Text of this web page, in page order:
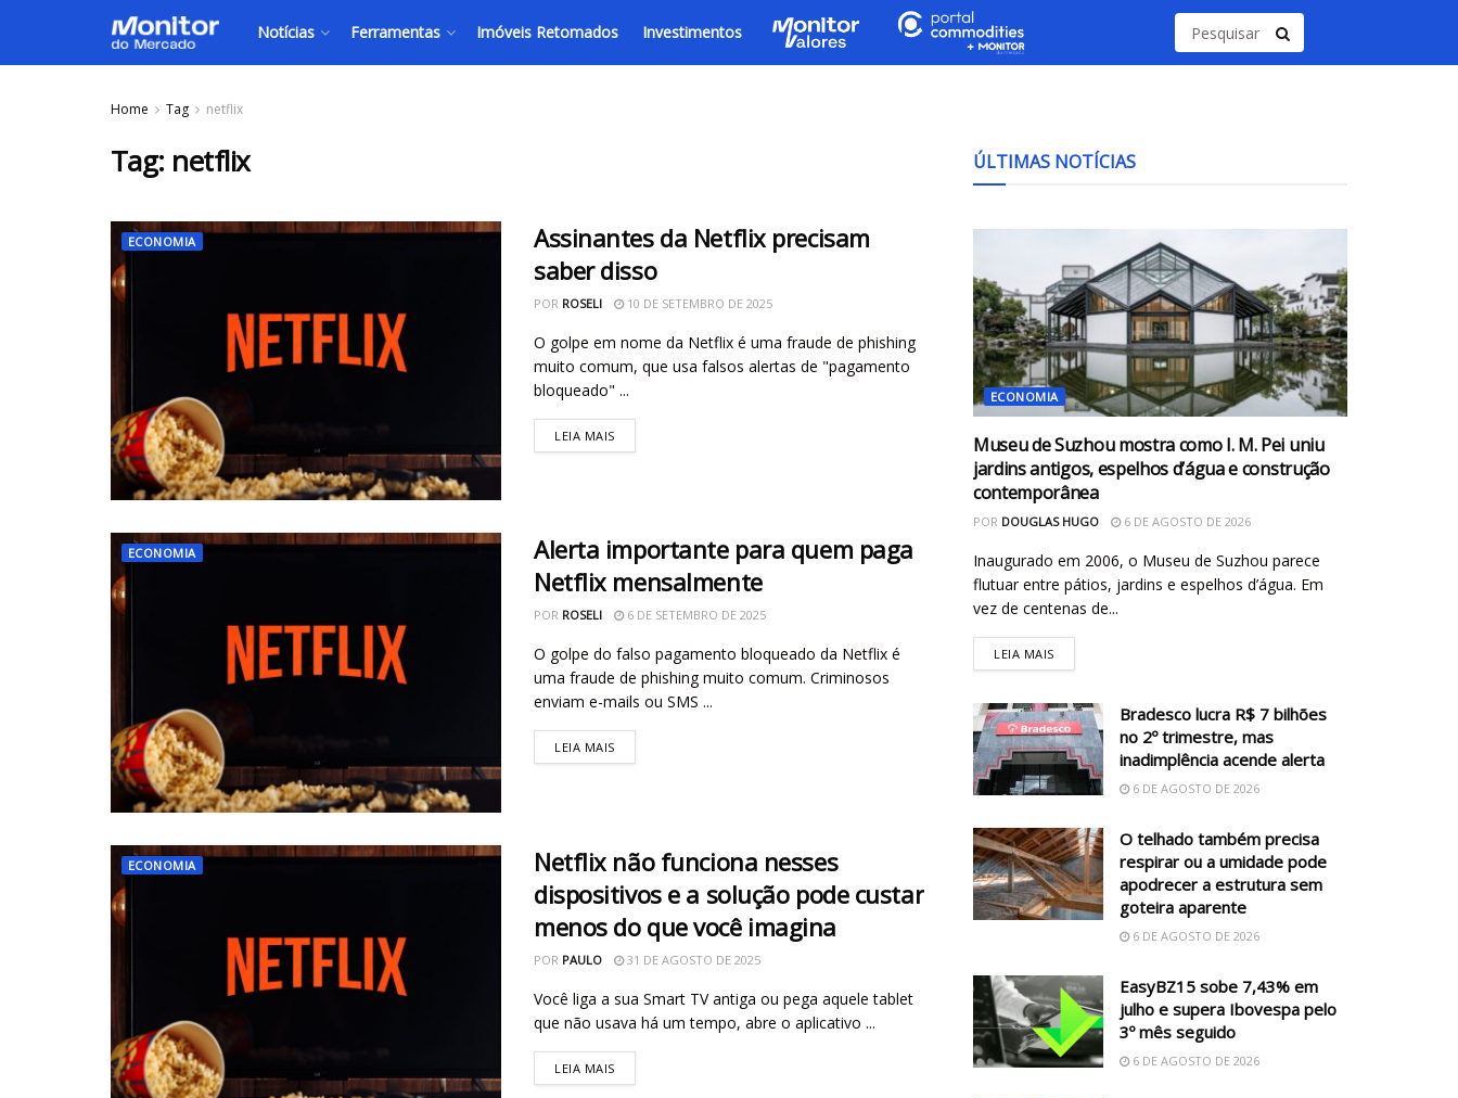
Notícias Ferramentas Imóveis Retomados Investimentos
Home Tag netflix
Tag: netflix
ECONOMIA
Assinantes da Netflix precisam
saber disso
POR ROSELI 10 DE SETEMBRO DE 2025
O golpe em nome da Netflix é uma fraude de phishing
muito comum, que usa falsos alertas de "pagamento
bloqueado" ...
LEIA MAIS
ECONOMIA
Alerta importante para quem paga
Netflix mensalmente
POR ROSELI 6 DE SETEMBRO DE 2025
O golpe do falso pagamento bloqueado da Netflix é
uma fraude de phishing muito comum. Criminosos
enviam e-mails ou SMS ...
LEIA MAIS
ECONOMIA
Netflix não funciona nesses
dispositivos e a solução pode custar
menos do que você imagina
POR PAULO 31 DE AGOSTO DE 2025
Você liga a sua Smart TV antiga ou pega aquele tablet
que não usava há um tempo, abre o aplicativo ...
LEIA MAIS
ÚLTIMAS NOTÍCIAS
ECONOMIA
Museu de Suzhou mostra como I. M. Pei uniu
jardins antigos, espelhos d’água e construção
contemporânea
POR DOUGLAS HUGO 6 DE AGOSTO DE 2026
Inaugurado em 2006, o Museu de Suzhou parece
flutuar entre pátios, jardins e espelhos d’água. Em
vez de centenas de...
LEIA MAIS
Bradesco lucra R$ 7 bilhões
no 2º trimestre, mas
inadimplência acende alerta
6 DE AGOSTO DE 2026
O telhado também precisa
respirar ou a umidade pode
apodrecer a estrutura sem
goteira aparente
6 DE AGOSTO DE 2026
EasyBZ15 sobe 7,43% em
julho e supera Ibovespa pelo
3º mês seguido
6 DE AGOSTO DE 2026